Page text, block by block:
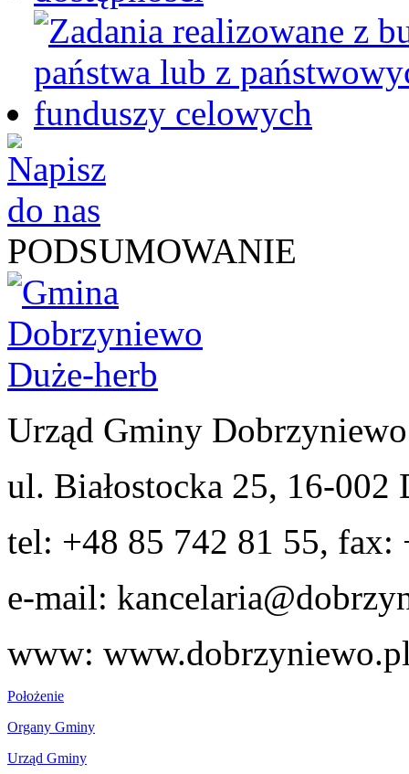
PODSUMOWANIE
Urząd Gminy
ul. Białostocka 25, 16-002
tel: +48 85 742 81 55, fax:
e-mail:
www:
Położenie
Organy Gminy
Urząd Gminy